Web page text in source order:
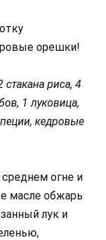
орешки!
риса, 4
1 луковица,
кедровые
огне и
масле обжарь
лук и